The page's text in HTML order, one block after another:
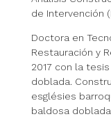
de Intervención
Doctora en
Restauración y
2017 con la
doblada.
esglésies
baldosa